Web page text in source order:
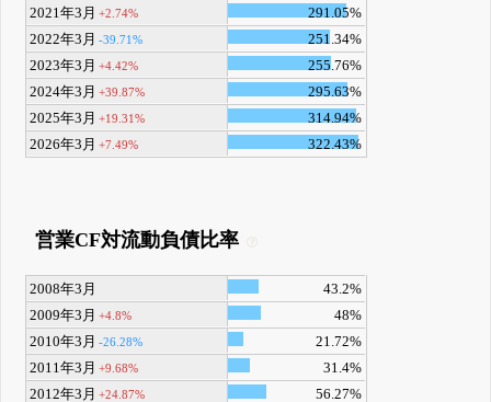
2021年3月 +2.74%
291.05%
2022年3月 -39.71%
251.34%
2023年3月 +4.42%
255.76%
2024年3月 +39.87%
295.63%
2025年3月 +19.31%
314.94%
2026年3月 +7.49% 322.43%
営業CF対流動負債比率
2008年3月
43.2%
2009年3月 +4.8%
48%
2010年3月 -26.28%
21.72%
2011年3月 +9.68%
31.4%
2012年3月 +24.87% 56.27%